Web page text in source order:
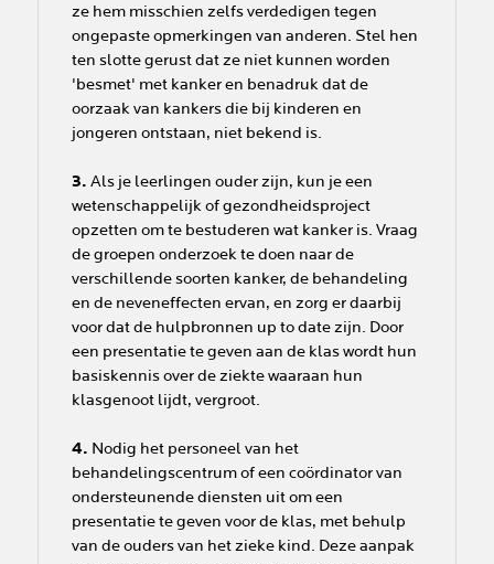
ze hem misschien zelfs verdedigen tegen
ongepaste opmerkingen van anderen. Stel hen
ten slotte gerust dat ze niet kunnen worden
'besmet' met kanker en benadruk dat de
oorzaak van kankers die bij kinderen en
jongeren ontstaan, niet bekend is.
3. Als je leerlingen ouder zijn, kun je een
wetenschappelijk of gezondheidsproject
opzetten om te bestuderen wat kanker is. Vraag
de groepen onderzoek te doen naar de
verschillende soorten kanker, de behandeling
en de neveneffecten ervan, en zorg er daarbij
voor dat de hulpbronnen up to date zijn. Door
een presentatie te geven aan de klas wordt hun
basiskennis over de ziekte waaraan hun
klasgenoot lijdt, vergroot.
4. Nodig het personeel van het
behandelingscentrum of een coördinator van
ondersteunende diensten uit om een
presentatie te geven voor de klas, met behulp
van de ouders van het zieke kind. Deze aanpak